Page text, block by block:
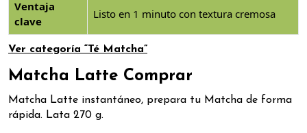
Ventaja
clave
Listo en 1 minuto con textura cremosa
Ver categoría “Té Matcha”
Matcha Latte Comprar
Matcha Latte instantáneo, prepara tu Matcha de forma
rápida. Lata 270 g.